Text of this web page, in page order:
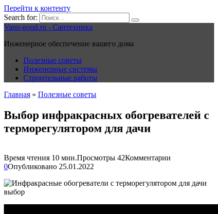
Перейти к контенту
Search for:
Vann-good.ru - Сантехника
Инженерное обеспечение вашего дома
Полезные советы
Инженерные системы
Строительные работы
Главная » Полезные советы
Выбор инфракрасных обогревателей с
терморегулятором для дачи
Время чтения 10 мин.Просмотры 42Комментарии
0Опубликовано 25.01.2022